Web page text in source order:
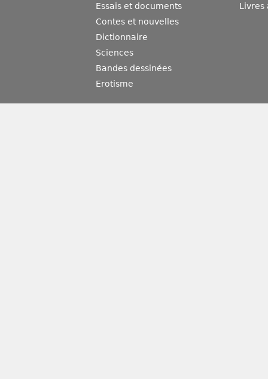
Essais et documents
Contes et nouvelles
Dictionnaire
Sciences
Bandes dessinées
Erotisme
Livres